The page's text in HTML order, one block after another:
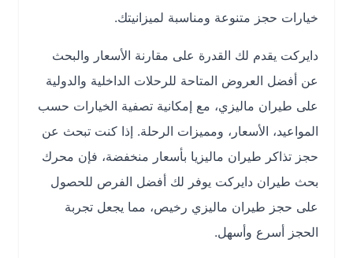
خيارات حجز متنوعة ومناسبة لميزانيتك.
دايركت يقدم لك القدرة على مقارنة الأسعار والبحث
عن أفضل العروض المتاحة للرحلات الداخلية والدولية
على طيران ماليزي، مع إمكانية تصفية الخيارات حسب
المواعيد، الأسعار، ومميزات الرحلة. إذا كنت تبحث عن
حجز تذاكر طيران ماليزيا بأسعار منخفضة، فإن محرك
بحث طيران دايركت يوفر لك أفضل الفرص للحصول
على حجز طيران ماليزي رخيص، مما يجعل تجربة
الحجز أسرع وأسهل.